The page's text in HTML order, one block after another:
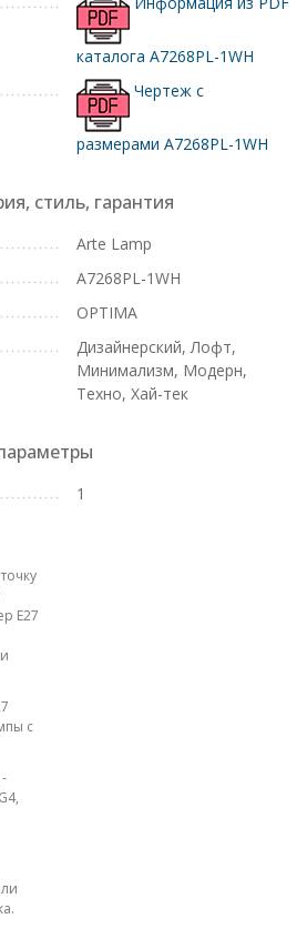
каталога A7268PL-1WH
Чертеж с
размерами A7268PL-1WH
стиль, гарантия
Arte Lamp
A7268PL-1WH
OPTIMA
Дизайнерский, Лофт,
Минимализм, Модерн,
Техно, Хай-тек
1
E27
с